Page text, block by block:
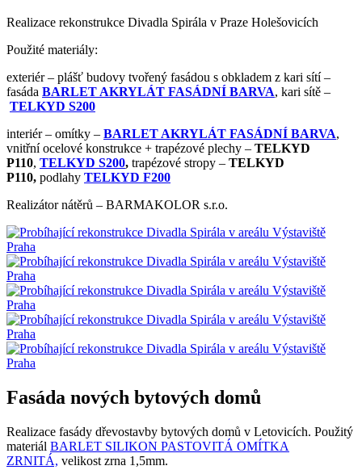
Realizace rekonstrukce Divadla Spirála v Praze Holešovicích
Použité materiály:
exteriér – plášť budovy tvořený fasádou s obkladem z kari sítí –
fasáda BARLET AKRYLÁT FASÁDNÍ BARVA, kari sítě –
TELKYD S200
interiér – omítky – BARLET AKRYLÁT FASÁDNÍ BARVA,
vnitřní ocelové konstrukce + trapézové plechy – TELKYD
P110, TELKYD S200, trapézové stropy – TELKYD
P110, podlahy TELKYD F200
Realizátor nátěrů – BARMAKOLOR s.r.o.
Fasáda nových bytových domů
Realizace fasády dřevostavby bytových domů v Letovicích. Použitý
materiál BARLET SILIKON PASTOVITÁ OMÍTKA
ZRNITÁ, velikost zrna 1,5mm.